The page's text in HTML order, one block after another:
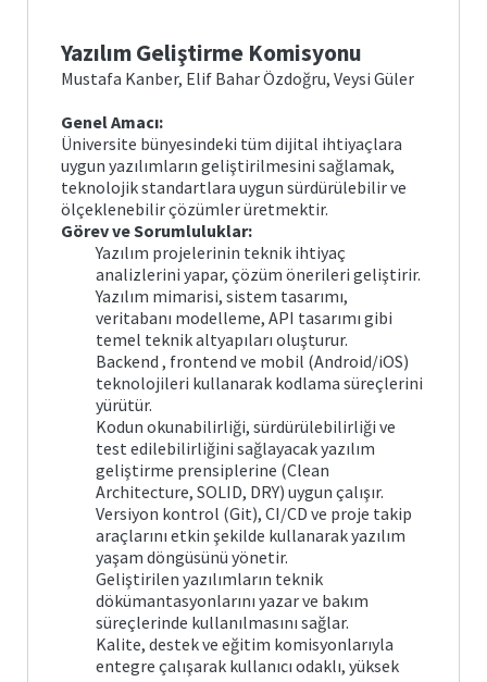
Yazılım Geliştirme Komisyonu
Mustafa Kanber, Elif Bahar Özdoğru, Veysi Güler
Genel Amacı:
Üniversite bünyesindeki tüm dijital ihtiyaçlara
uygun yazılımların geliştirilmesini sağlamak,
teknolojik standartlara uygun sürdürülebilir ve
ölçeklenebilir çözümler üretmektir.
Görev ve Sorumluluklar:
Yazılım projelerinin teknik ihtiyaç
analizlerini yapar, çözüm önerileri geliştirir.
Yazılım mimarisi, sistem tasarımı,
veritabanı modelleme, API tasarımı gibi
temel teknik altyapıları oluşturur.
Backend , frontend ve mobil (Android/iOS)
teknolojileri kullanarak kodlama süreçlerini
yürütür.
Kodun okunabilirliği, sürdürülebilirliği ve
test edilebilirliğini sağlayacak yazılım
geliştirme prensiplerine (Clean
Architecture, SOLID, DRY) uygun çalışır.
Versiyon kontrol (Git), CI/CD ve proje takip
araçlarını etkin şekilde kullanarak yazılım
yaşam döngüsünü yönetir.
Geliştirilen yazılımların teknik
dökümantasyonlarını yazar ve bakım
süreçlerinde kullanılmasını sağlar.
Kalite, destek ve eğitim komisyonlarıyla
entegre çalışarak kullanıcı odaklı, yüksek